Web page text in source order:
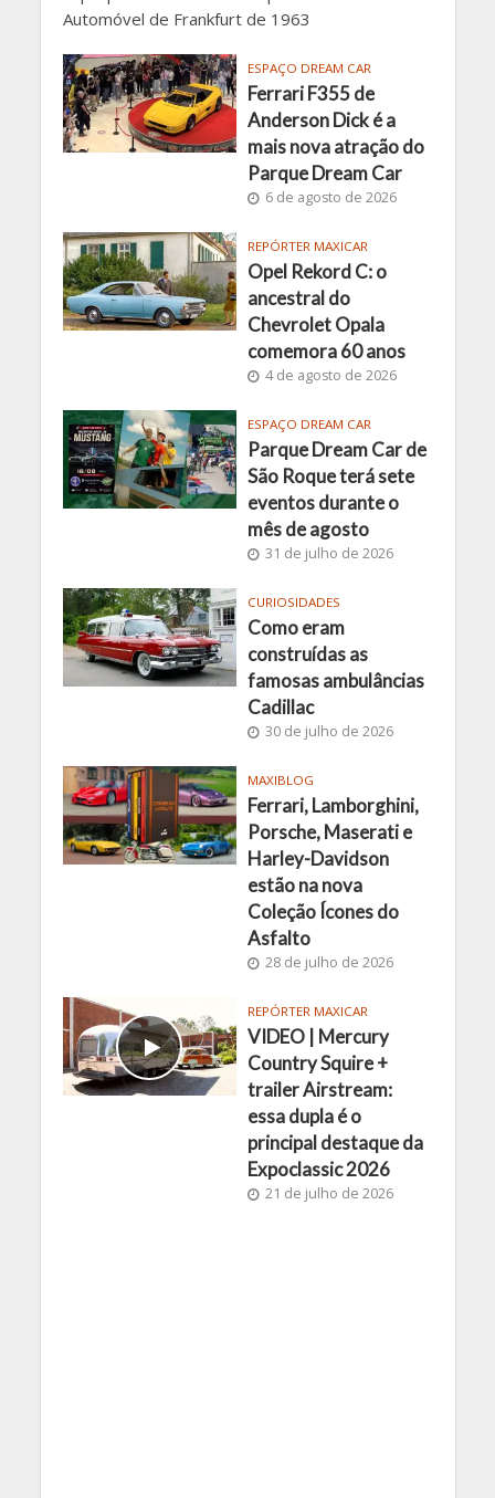
Automóvel de Frankfurt de 1963
ESPAÇO DREAM CAR
Ferrari F355 de
Anderson Dick é a
mais nova atração do
Parque Dream Car
6 de agosto de 2026
REPÓRTER MAXICAR
Opel Rekord C: o
ancestral do
Chevrolet Opala
comemora 60 anos
4 de agosto de 2026
ESPAÇO DREAM CAR
Parque Dream Car de
São Roque terá sete
eventos durante o
mês de agosto
31 de julho de 2026
CURIOSIDADES
Como eram
construídas as
famosas ambulâncias
Cadillac
30 de julho de 2026
MAXIBLOG
Ferrari, Lamborghini,
Porsche, Maserati e
Harley-Davidson
estão na nova
Coleção Ícones do
Asfalto
28 de julho de 2026
REPÓRTER MAXICAR
VIDEO | Mercury
Country Squire +
trailer Airstream:
essa dupla é o
principal destaque da
Expoclassic 2026
21 de julho de 2026